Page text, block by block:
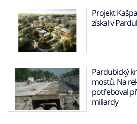
Projekt
získal v
Pardubický
mostů. Na
potřeboval
miliardy